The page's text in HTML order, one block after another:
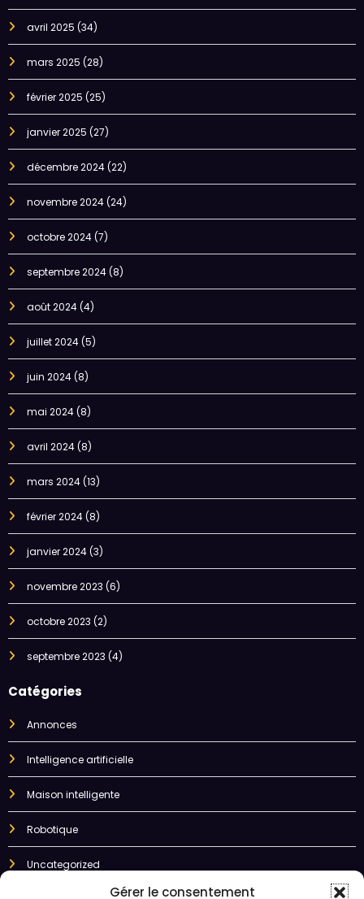
Gérer le consentement
avril 2025 (34)
mars 2025 (28)
février 2025 (25)
janvier 2025 (27)
décembre 2024(22)
novembre 2024(24)
octobre 2024(7)
septembre 2024(8)
août 2024(4)
juillet 2024(5)
juin 2024(8)
mai 2024(8)
avril 2024(8)
mars 2024(13)
février 2024(8)
janvier 2024(3)
novembre 2023 (6)
octobre 2023 (2)
septembre 2023 (4)
Catégories
Annonces
Intelligence artificielle
Maison intelligente
Robotique
Uncategorized